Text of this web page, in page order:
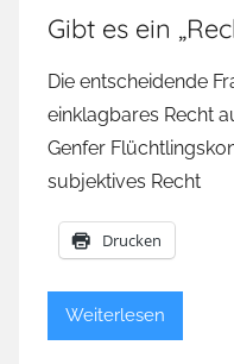
Gibt es ein
Die entscheidende
einklagbares Recht
Genfer
subjektives Recht
Drucken
Weiterlesen